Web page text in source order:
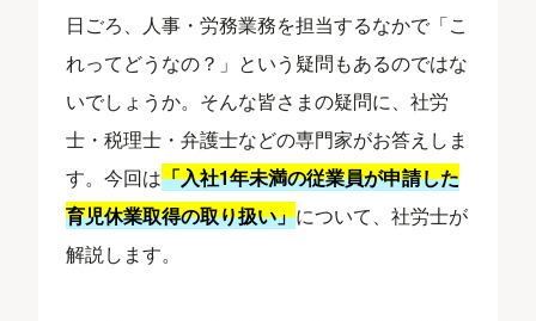
日ごろ、人事・労務業務を担当するなかで「こ
れってどうなの？」という疑問もあるのではな
いでしょうか。そんな皆さまの疑問に、社労
士・税理士・弁護士などの専門家がお答えしま
す。今回は「入社1年未満の従業員が申請した
育児休業取得の取り扱い」について、社労士が
解説します。